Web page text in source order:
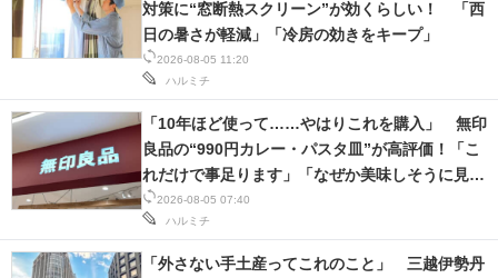
ちょっと気になるネットの話題
2026-08-05 11:20
ハルミチ
対策に“窓断熱スクリーン”が効くらしい！ 「西
日の暑さが軽減」「冷房の効きをキープ」
2026-08-05 07:40
ハルミチ
「10年ほど使って……やはりこれを購入」 無印
良品の“990円カレー・パスタ皿”が高評価！「こ
れだけで事足ります」「なぜか美味しそうに見え
る」
「外さない手土産ってこれのこと」 三越伊勢丹